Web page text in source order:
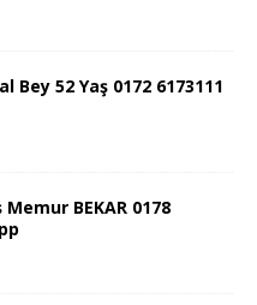
Bey 52 Yaş 0172 6173111
BEKAR 0178